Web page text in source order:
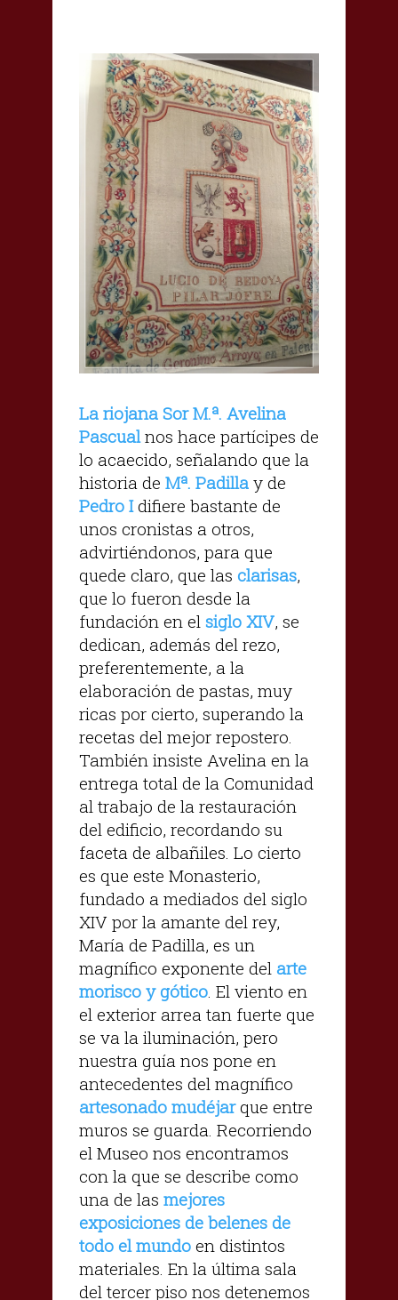
La riojana Sor M.ª. Avelina
Pascualnos hace partícipes de
lo acaecido, señalando que la
historia de Mª. Padilla y de
Pedro Idifiere bastante de
unos cronistas a otros,
advirtiéndonos, para que
quede claro, que las clarisas,
que lo fueron desde la
fundación en el siglo XIV, se
dedican, además del rezo,
preferentemente, a la
elaboración de pastas, muy
ricas por cierto, superando la
recetas del mejor repostero.
También insiste Avelina en la
entrega total de la Comunidad
al trabajo de la restauración
del edificio, recordando su
faceta de albañiles. Lo cierto
es que este Monasterio,
fundado a mediados del siglo
XIV por la amante del rey,
María de Padilla, es un
magnífico exponente del arte
morisco y gótico . El viento en
el exterior arrea tan fuerte que
se va la iluminación, pero
nuestra guía nos pone en
antecedentes del magnífico
artesonado mudéjarque entre
muros se guarda. Recorriendo
el Museo nos encontramos
con la que se describe como
una de las mejores
exposiciones de belenes de
todo el mundo en distintos
materiales. En la última sala
del tercer piso nos detenemos